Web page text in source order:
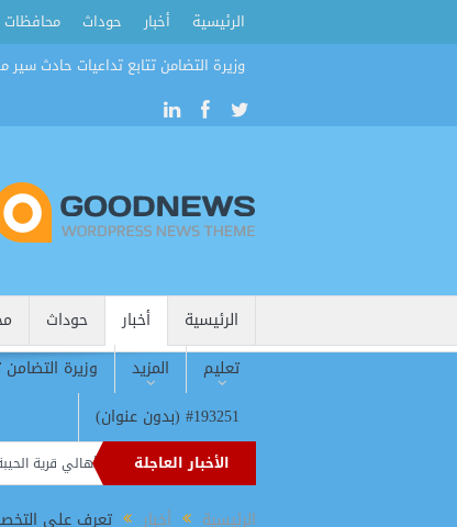
الرئيسية أخبار حوداث محافظات
وزيرة التضامن تتابع تداعيات حادث سير
الرئيسية أخبار حوداث
تعليم
المزيد وزيرة
#193251 (بدون عنوان)
الأخبار العاجلة
اتفاق تاريخي بين مصر وتشاد لتطوير الحرف اليدوية وفتح أسواق جديدة
الرئيسية أخبار تعرف على